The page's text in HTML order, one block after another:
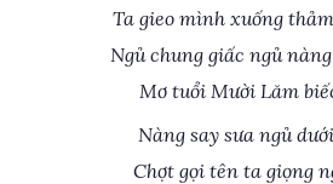
Ta gieo mình xuống thảm
Ngủ chung giấc ngủ
Mơ tuổi Mười Lăm
Nàng say sưa ngủ
Chợt gọi tên ta giọng